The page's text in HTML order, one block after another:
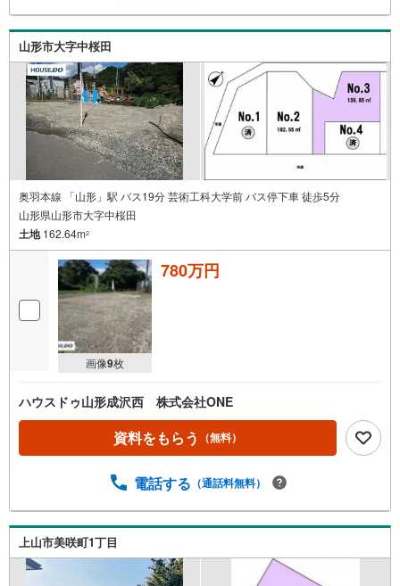
山形市大字中桜田
奥羽本線 「山形」駅 バス19分 芸術工科大学前 バス停下車 徒歩5分
山形県山形市大字中桜田
土地162.64m2
画像9枚
780万円
ハウスドゥ山形成沢西 株式会社ONE
資料をもらう （無料）
電話する （通話料無料）
上山市美咲町1丁目